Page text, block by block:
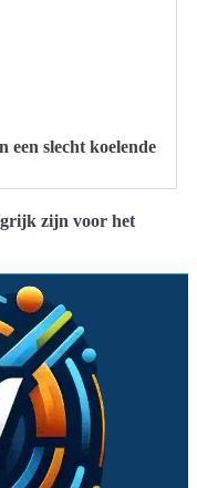
een slecht koelende
zijn voor het